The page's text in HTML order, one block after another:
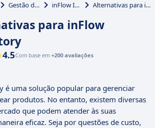
Gestão de estoque inFlow Inventory Alternativas para inFlow Inventory
para inFlow
4.5Com base em +200 avaliações
é uma solução popular para gerenciar
produtos. No entanto, existem diversas
que podem atender às suas
eficaz. Seja por questões de custo,